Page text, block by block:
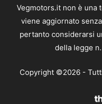
Vegmotors.it non è una
viene aggiornato
pertanto considerarsi
della legge
Copyright ©2026 -